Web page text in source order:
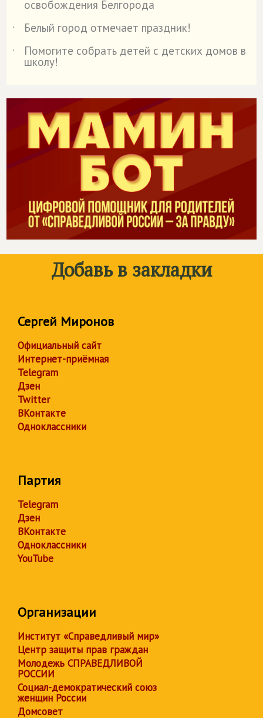
освобождения Белгорода
˙
Белый город отмечает праздник!
˙
Помогите собрать детей с детских домов в
школу!
Добавь в закладки
Сергей Миронов
Официальный сайт
Интернет-приёмная
Telegram
Дзен
Twitter
ВКонтакте
Одноклассники
Партия
Telegram
Дзен
ВКонтакте
Одноклассники
YouTube
Организации
Институт «Справедливый мир»
Центр защиты прав граждан
Молодежь СПРАВЕДЛИВОЙ
РОССИИ
Социал-демократический союз
женщин России
Домсовет